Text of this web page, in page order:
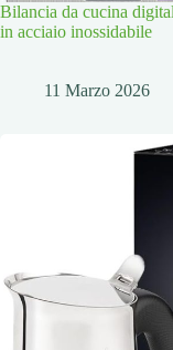
Bilancia da cucina
in acciaio inossidabile
11 Marzo 2026